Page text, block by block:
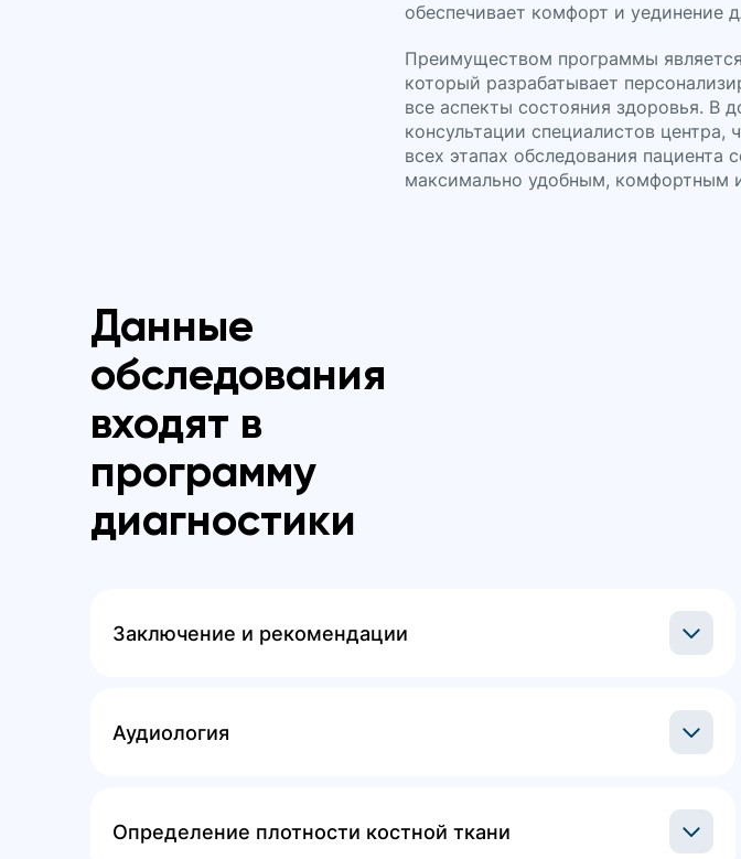
обеспечивает комфорт и уединение
Преимуществом программы
который разрабатывает
все аспекты состояния здоровья. В
консультации специалистов
всех этапах обследования
максимально удобным, комфортным
Данные
обследования
входят в
программу
диагностики
Заключение и рекомендации
Аудиология
Определение плотности костной ткани